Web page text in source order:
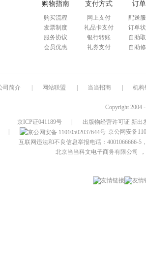
购物指南
购买流程
发票制度
服务协议
会员优惠
支付方式
网上支付
礼品卡支付
银行转账
礼券支付
订
配送
订单
自助
自助
司简介 网站联盟 当当招商 机构
Copyright 2004
京ICP证041189号
出版物经营许可证 新出
京公网安备
互联网违法和不良信息举报电话：4001066666-5
北京当当科文电子商务有限公司